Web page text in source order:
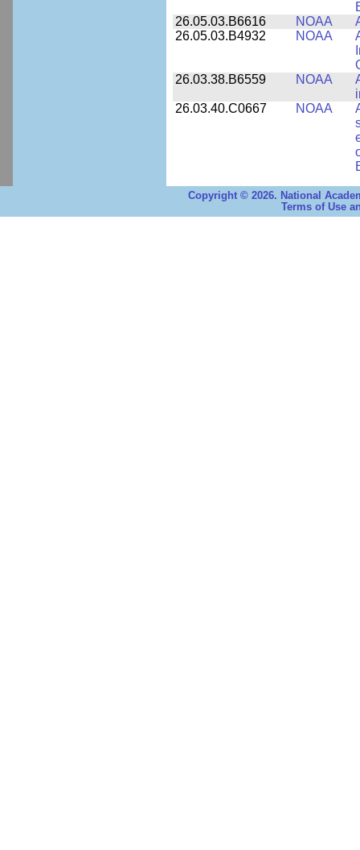
26.05.03.B6616
NOAA
26.05.03.B4932
NOAA
26.03.38.B6559
NOAA
26.03.40.C0667
NOAA
Copyright © 2026. National
Terms of Use